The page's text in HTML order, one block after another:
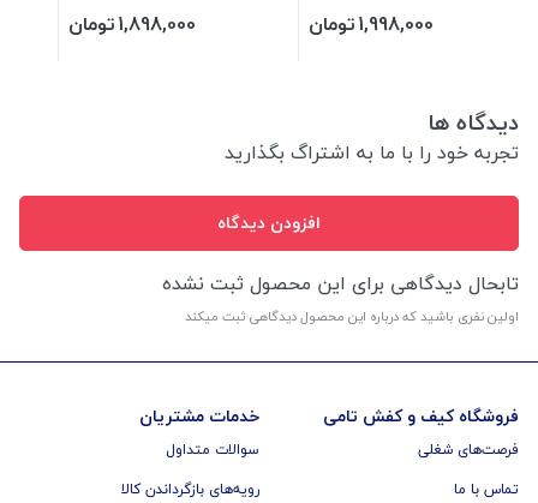
1,998,000تومان 1,898,000تومان
دیدگاه ها
تجربه خود را با ما به اشتراگ بگذارید
افزودن دیدگاه
تابحال دیدگاهی برای این محصول ثبت نشده
اولین نفری باشید که درباره این محصول دیدگاهی ثبت میکند
فروشگاه کیف و کفش تامی
فرصت‌های شغلی
تماس با ما
خدمات مشتریان
سوالات متداول
رویه‌های بازگرداندن کالا